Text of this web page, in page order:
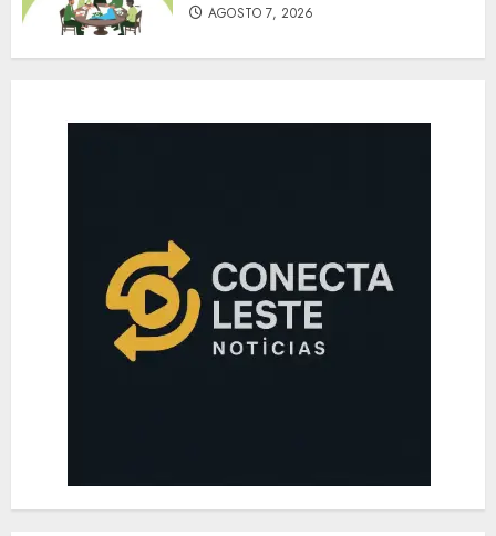
AGOSTO 7, 2026